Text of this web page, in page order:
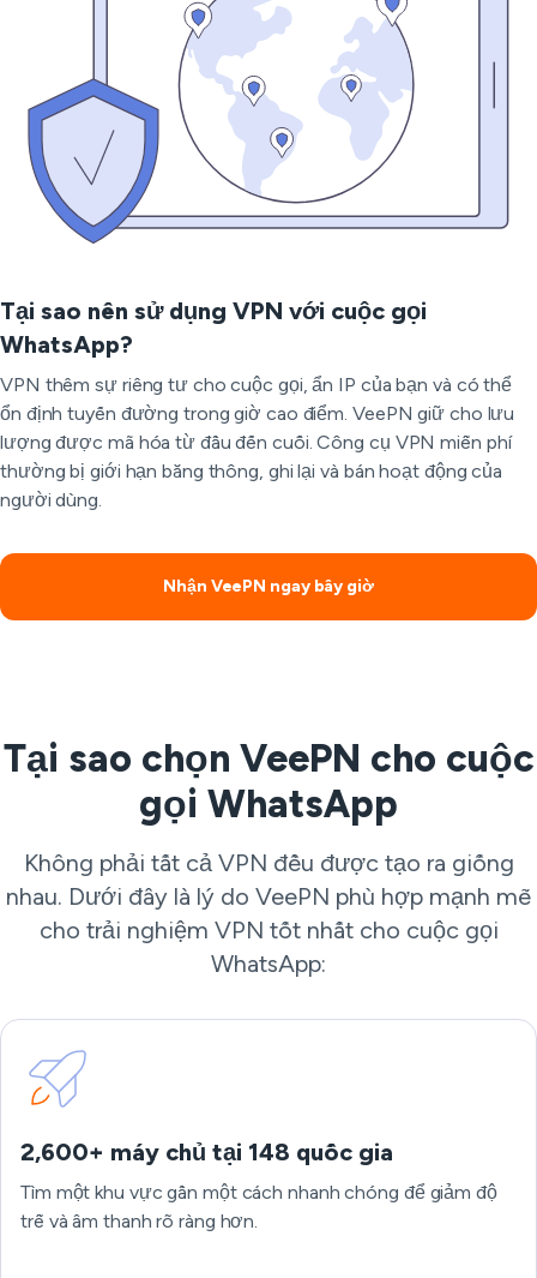
Tại sao nên sử dụng VPN với cuộc gọi
WhatsApp?
VPN thêm sự riêng tư cho cuộc gọi, ẩn IP của bạn và có thể
ổn định tuyến đường trong giờ cao điểm. VeePN giữ cho lưu
lượng được mã hóa từ đầu đến cuối. Công cụ VPN miễn phí
thường bị giới hạn băng thông, ghi lại và bán hoạt động của
người dùng.
Nhận VeePN ngay bây giờ
Tại sao chọn VeePN cho cuộc
gọi WhatsApp
Không phải tất cả VPN đều được tạo ra giống
nhau. Dưới đây là lý do VeePN phù hợp mạnh mẽ
cho trải nghiệm VPN tốt nhất cho cuộc gọi
WhatsApp:
2,600+ máy chủ tại 148 quốc gia
Tìm một khu vực gần một cách nhanh chóng để giảm độ
trễ và âm thanh rõ ràng hơn.